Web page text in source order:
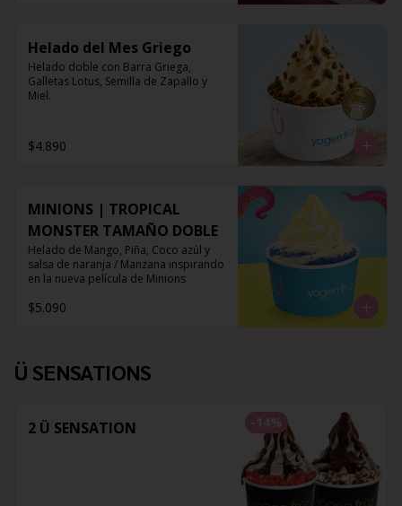
Helado del Mes Griego
Helado doble con Barra Griega,
Galletas Lotus, Semilla de Zapallo y
Miel.
$4.890
MINIONS | TROPICAL
MONSTER TAMAÑO DOBLE
Helado de Mango, Piña, Coco azúl y
salsa de naranja / Manzana inspirando
en la nueva película de Minions
$5.090
Ü SENSATIONS
-14%
2 Ü SENSATION